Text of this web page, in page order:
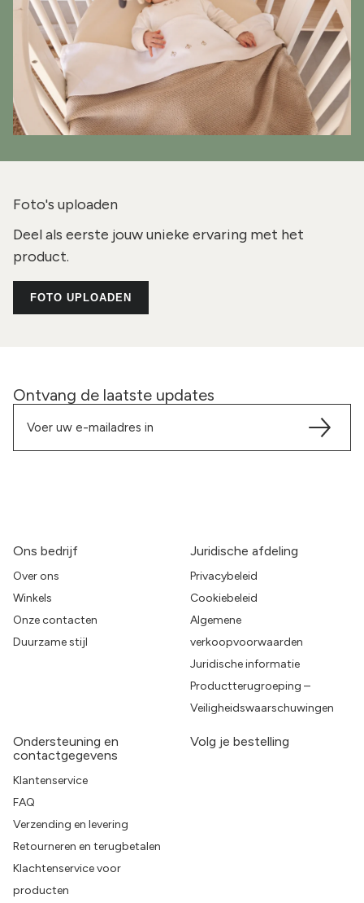
Foto's uploaden
Deel als eerste jouw unieke ervaring met het
product.
FOTO UPLOADEN
Ontvang de laatste updates
Ons bedrijf
Over ons
Winkels
Onze contacten
Duurzame stijl
Juridische afdeling
Privacybeleid
Cookiebeleid
Algemene
verkoopvoorwaarden
Juridische informatie
Productterugroeping –
Veiligheidswaarschuwingen
Ondersteuning en
contactgegevens
Klantenservice
FAQ
Verzending en levering
Retourneren en terugbetalen
Klachtenservice voor
producten
Volg je bestelling